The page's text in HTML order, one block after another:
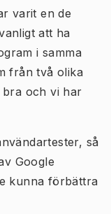
varit en de
att ha
i samma
från två olika
bra och vi har
så
Google
kunna förbättra